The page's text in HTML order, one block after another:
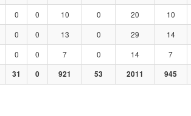
0 0 10 0 20 10
0 0 13 0 29 14
0 0 7 0 14 7
31 0 921 53 2011 945